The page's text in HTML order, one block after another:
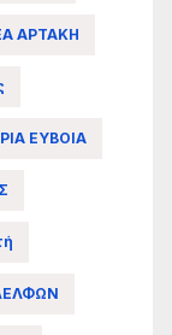
ΑΡΤΑΚΗ
ΕΥΒΟΙΑ